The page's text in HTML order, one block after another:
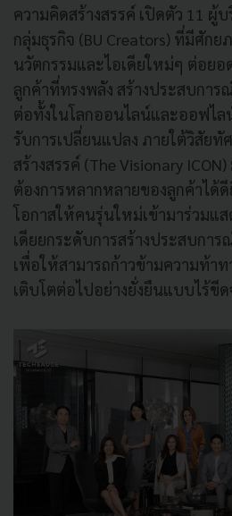
ความคิดสร้างสรรค์ เปิดตัว 11 ผู้
กลุ่มธุรกิจ (BU Creators) ที่มีศัก
นวัตกรรมและไอเดียใหม่ๆ ต่อยอ
ลูกค้าที่ทรงพลัง สร้างประสบกา
ต่อทั้งในโลกออนไลน์และออฟไ
รับการเปลี่ยนแปลง ภายใต้วิสัย
สร้างสรรค์ (The Visionary
ต้องการหลากหลายของลูกค้าได้ดี
โอกาสให้คนรุ่นใหม่เข้ามาร่วมแ
เดียยกระดับการสร้างประสบกา
เพื่อให้สามารถก้าวข้ามความท้าท
เติบโตต่อไปอย่างยั่งยืนแบบไร้ขีด